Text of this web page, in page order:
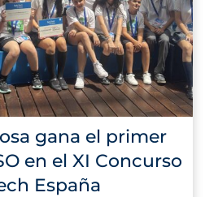
gana el primer
en el XI Concurso
España